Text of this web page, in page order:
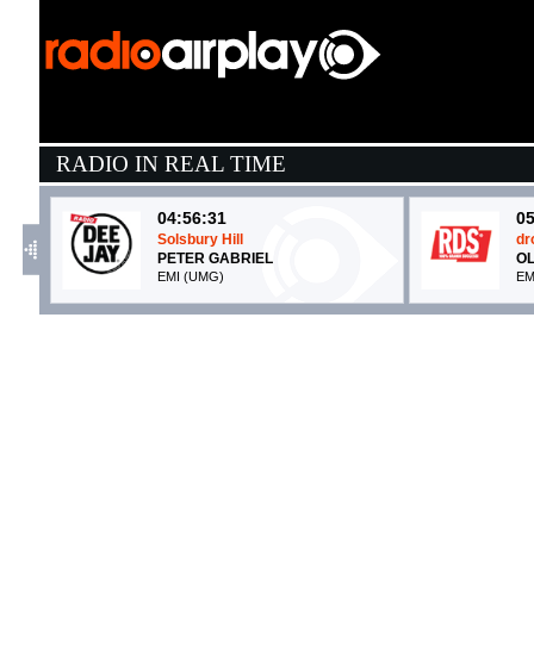
RADIO IN REAL TIME
04:56:31
Solsbury Hill
PETER GABRIEL
EMI (UMG)